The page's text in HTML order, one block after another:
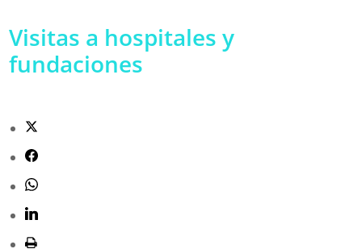
Visitas a hospitales y
fundaciones